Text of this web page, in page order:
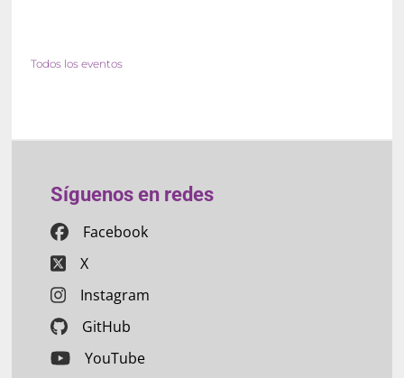
Todos los eventos
Síguenos en redes
Facebook
X
Instagram
GitHub
YouTube